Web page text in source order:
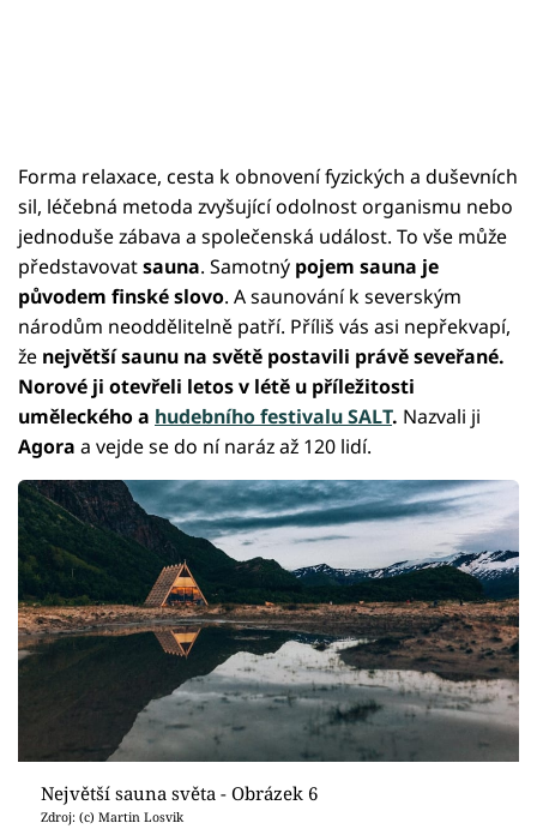
Forma relaxace, cesta k obnovení fyzických a duševních
sil, léčebná metoda zvyšující odolnost organismu nebo
jednoduše zábava a společenská událost. To vše může
představovatsauna. Samotný pojem sauna je
původem finské slovo. A saunování k severským
národům neoddělitelně patří. Příliš vás asi nepřekvapí,
že největší saunu na světě postavili právě seveřané.
Norové ji otevřeli letos v létě u příležitosti
uměleckého a hudebního festivalu SALT. Nazvali ji
Agora a vejde se do ní naráz až 120 lidí.
Největší sauna světa - Obrázek 6
Zdroj: (c) Martin Losvik